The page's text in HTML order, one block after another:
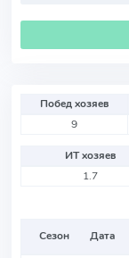
Побед хозяев
9
ИТ хозяев
1.7
Сезон Дата